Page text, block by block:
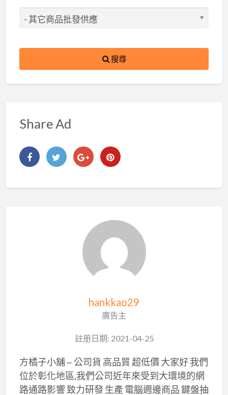
搜尋
Share Ad
hankkao29
廣告主
註册日期: 2021-04-25
方橘子小舖 ~ 公司貨 高品質 超低價 大家好 我們
位於彰化地區,我們公司近年來受到大環境的網
路通路影響 致力研發 生產 電腦週邊商品 鍵盤抽